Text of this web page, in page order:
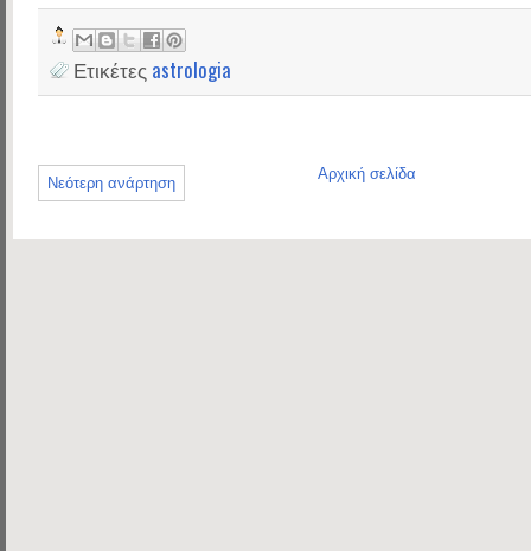
Ετικέτες astrologia
Νεότερη ανάρτηση
Αρχική σελίδα